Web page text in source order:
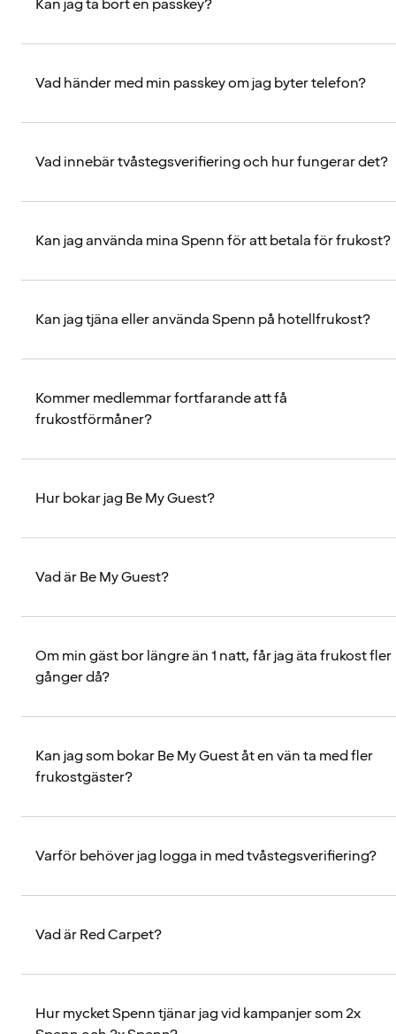
Kan jag ta bort en passkey?
Vad händer med min passkey om jag byter telefon?
Vad innebär tvåstegsverifiering och hur fungerar det?
Kan jag använda mina Spenn för att betala för frukost?
Kan jag tjäna eller använda Spenn på hotellfrukost?
Kommer medlemmar fortfarande att få
frukostförmåner?
Hur bokar jag Be My Guest?
Vad är Be My Guest?
Om min gäst bor längre än 1 natt, får jag äta frukost fler
gånger då?
Kan jag som bokar Be My Guest åt en vän ta med fler
frukostgäster?
Varför behöver jag logga in med tvåstegsverifiering?
Vad är Red Carpet?
Hur mycket Spenn tjänar jag vid kampanjer som 2x